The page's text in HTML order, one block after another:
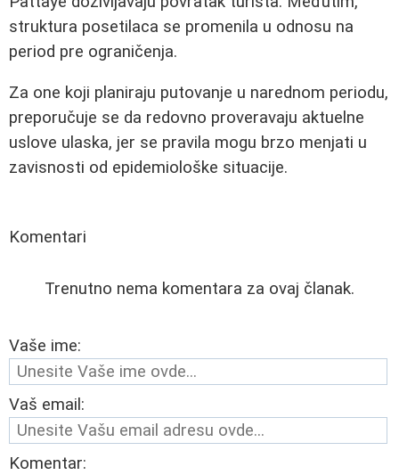
struktura posetilaca se promenila u odnosu na
period pre ograničenja.
Za one koji planiraju putovanje u narednom periodu,
preporučuje se da redovno proveravaju aktuelne
uslove ulaska, jer se pravila mogu brzo menjati u
zavisnosti od epidemiološke situacije.
Komentari
Trenutno nema komentara za ovaj članak.
Vaše ime:
Vaš email:
Komentar: